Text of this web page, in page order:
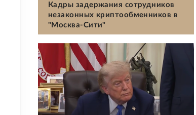
Кадры задержания сотрудников
незаконных криптообменников в
"Москва-Сити"